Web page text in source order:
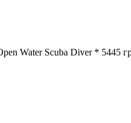
Water Scuba Diver * 5445